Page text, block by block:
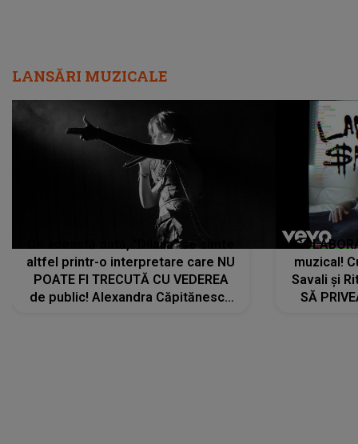
LANSĂRI MUZICALE
De această dată, "Dilaila" se simte
altfel printr-o interpretare care NU
POATE FI TRECUTĂ CU VEDEREA
de public! Alexandra Căpitănescu
muzical!
Savali și
SĂ